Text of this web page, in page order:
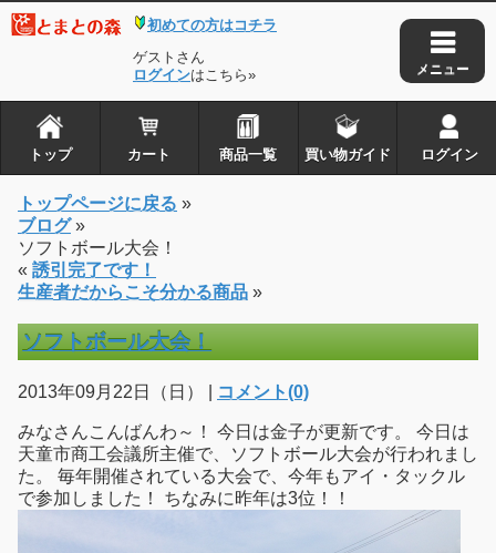
初めての方はコチラ
ゲストさん
ログインはこちら»
トップ カート 商品一覧 買い物ガイド ログイン
トップページに戻る »
ブログ»
ソフトボール大会！
« 誘引完了です！
生産者だからこそ分かる商品 »
ソフトボール大会！
2013年09月22日（日） | コメント(0)
みなさんこんばんわ～！ 今日は金子が更新です。 今日は
天童市商工会議所主催で、ソフトボール大会が行われまし
た。 毎年開催されている大会で、今年もアイ・タックル
で参加しました！ ちなみに昨年は3位！！